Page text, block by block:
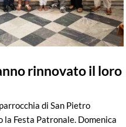
rinnovato il loro
di San Pietro
Festa Patronale. Domenica